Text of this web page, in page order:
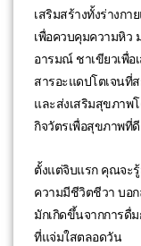
เสริมสร้างทั้งร่างก
เพื่อควบคุมความหิว
อารมณ์ ชาเขียวเพื่อ
สารอะแดปโตเจนที่
และส่งเสริมสุขภาพ
กิจวัตรเพื่อสุขภาพที่ดี
ตั้งแต่จิบแรก คุณจะ
ความมีชีวิตชีวา บอก
มักเกิดขึ้นจากการดื่
ที่แจ่มใสตลอดวัน